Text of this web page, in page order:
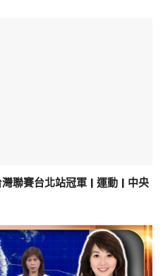
聯賽台北站冠軍 | 運動 | 中央